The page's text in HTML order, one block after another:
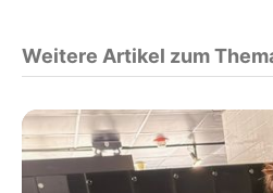
Weitere Artikel zum